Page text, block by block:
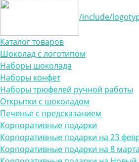
/include/
Каталог товаров
Шоколад с логотипом
Наборы шоколада
Наборы конфет
Наборы трюфелей ручной работы
Открытки с шоколадом
Печенье с предсказанием
Корпоративные подарки
Корпоративные подарки на 23
Корпоративные подарки на 8 марта